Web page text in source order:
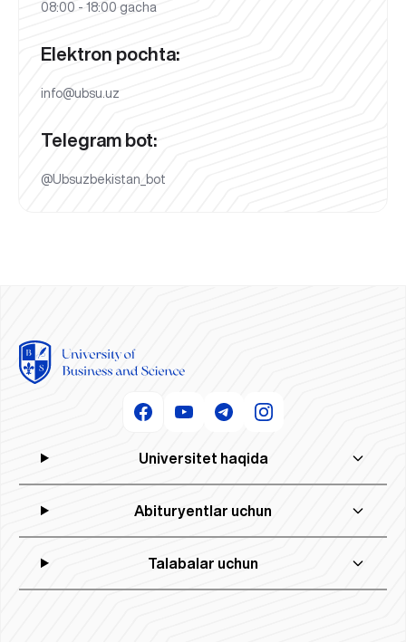
08:00 - 18:00 gacha
Elektron pochta:
info@ubsu.uz
Telegram bot:
@Ubsuzbekistan_bot
Universitet haqida
Abituryentlar uchun
Talabalar uchun